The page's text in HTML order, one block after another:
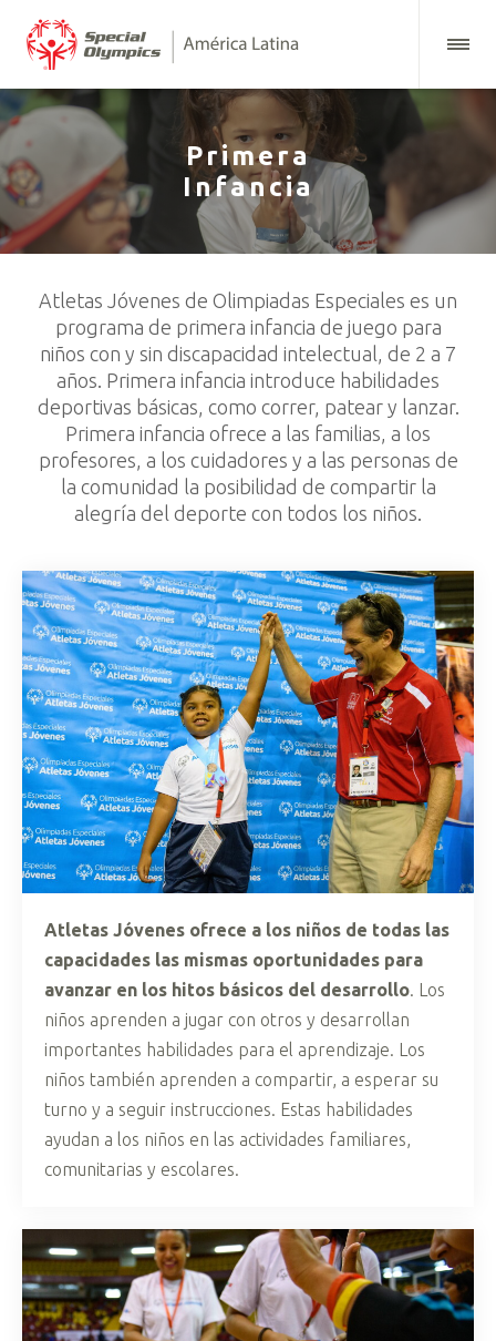
Primera
Infancia
Atletas Jóvenes de Olimpiadas Especiales es un
programa de primera infancia de juego para
niños con y sin discapacidad intelectual, de 2 a 7
años. Primera infancia introduce habilidades
deportivas básicas, como correr, patear y lanzar.
Primera infancia ofrece a las familias, a los
profesores, a los cuidadores y a las personas de
la comunidad la posibilidad de compartir la
alegría del deporte con todos los niños.
Atletas Jóvenes ofrece a los niños de todas las
capacidades las mismas oportunidades para
avanzar en los hitos básicos del desarrollo. Los
niños aprenden a jugar con otros y desarrollan
importantes habilidades para el aprendizaje. Los
niños también aprenden a compartir, a esperar su
turno y a seguir instrucciones. Estas habilidades
ayudan a los niños en las actividades familiares,
comunitarias y escolares.